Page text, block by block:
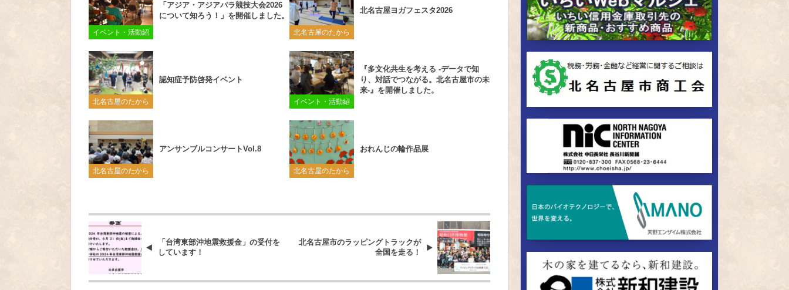
イベント・活動紹
「アジア・アジアパラ競技大会2026
について知ろう！」を開催しました。
北名古屋のたから
北名古屋ヨガフェスタ2026
北名古屋のたから
認知症予防啓発イベント
イベント・活動紹
『多文化共生を考える -データで知
り、対話でつながる。北名古屋市の未
来-』を開催しました。
北名古屋のたから
アンサンブルコンサートVol.8
北名古屋のたから
おれんじの輪作品展
「台湾東部沖地震救援金」の受付を
しています！
北名古屋市のラッピングトラックが
全国を走る！